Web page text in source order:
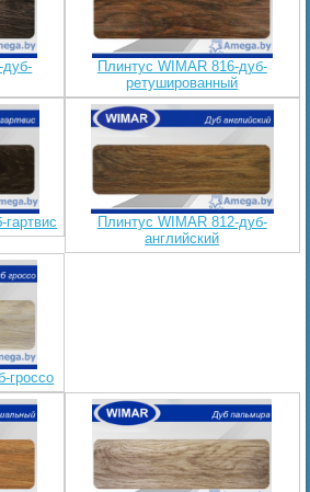
дуб-
Плинтус WIMAR 816-дуб-
ретушированный
Плинтус WIMAR 812-дуб-
английский
гроссо